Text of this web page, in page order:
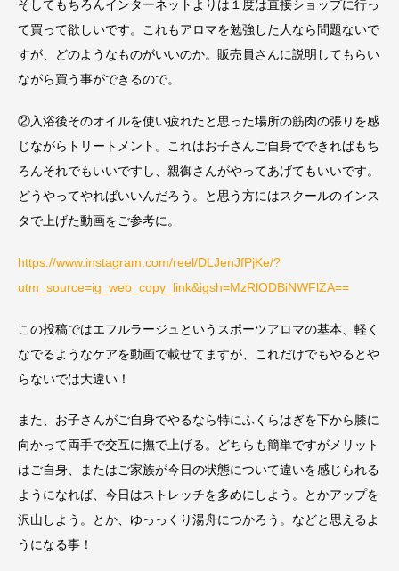
そしてもちろんインターネットよりは１度は直接ショップに行っ
て買って欲しいです。これもアロマを勉強した人なら問題ないで
すが、どのようなものがいいのか。販売員さんに説明してもらい
ながら買う事ができるので。
②入浴後そのオイルを使い疲れたと思った場所の筋肉の張りを感
じながらトリートメント。これはお子さんご自身でできればもち
ろんそれでもいいですし、親御さんがやってあげてもいいです。
どうやってやればいいんだろう。と思う方にはスクールのインス
タで上げた動画をご参考に。
https://www.instagram.com/reel/DLJenJfPjKe/?
utm_source=ig_web_copy_link&igsh=MzRlODBiNWFlZA==
この投稿ではエフルラージュというスポーツアロマの基本、軽く
なでるようなケアを動画で載せてますが、これだけでもやるとや
らないでは大違い！
また、お子さんがご自身でやるなら特にふくらはぎを下から膝に
向かって両手で交互に撫で上げる。どちらも簡単ですがメリット
はご自身、またはご家族が今日の状態について違いを感じられる
ようになれば、今日はストレッチを多めにしよう。とかアップを
沢山しよう。とか、ゆっっくり湯舟につかろう。などと思えるよ
うになる事！